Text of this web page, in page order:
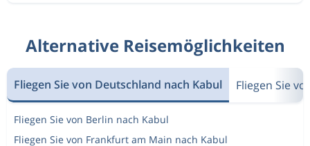
Alternative Reisemöglichkeiten
Fliegen Sie von Deutschland nach Kabul Fliegen Sie
Fliegen Sie von Berlin nach Kabul
Fliegen Sie von Frankfurt am Main nach Kabul